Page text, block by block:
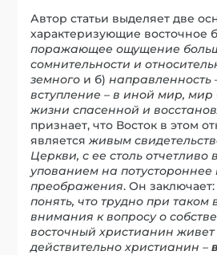
Автор статьи выделяет две
характеризующие восточное
поражающее ощущение
сомнительности и
земного и б)направленность
вступление – в иной мир, мир
жизни спасенной и
признает, что Восток в этом
являетсяживым
Церкви, с ее столь
упованием на потустороннее
преображения. Он заключает:
понять, что трудно при таком
внимания к вопросу о
восточный христианин живет
действительно христианин –